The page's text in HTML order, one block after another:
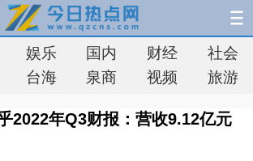
娱乐 国内 财经
社会
台海 泉商 视频 旅游
2022年Q3财报：营收9.12亿元